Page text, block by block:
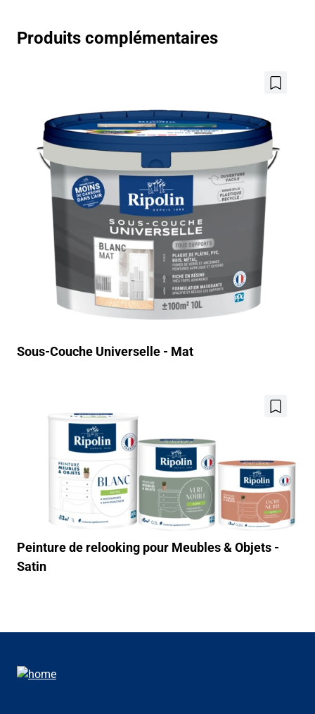
Produits complémentaires
Ajouter
Sous-Couche Universelle - Mat
Ajouter
Peinture de relooking pour Meubles & Objets -
Satin